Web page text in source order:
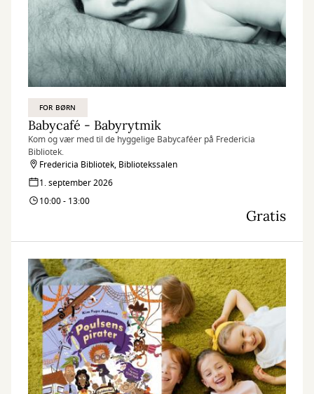
FOR BØRN
Babycafé - Babyrytmik
Kom og vær med til de hyggelige Babycaféer på Fredericia
Bibliotek.
Fredericia Bibliotek, Bibliotekssalen
1. september 2026
10:00 - 13:00
Gratis